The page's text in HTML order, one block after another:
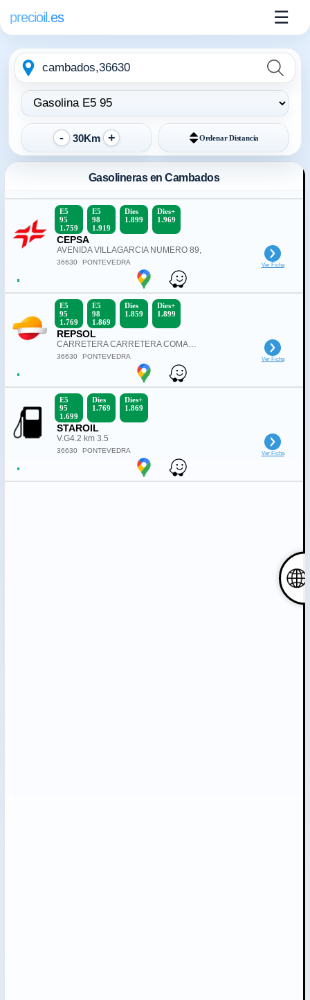
precioil.es ☰
Escribe
la
ubicación
Elegir
tipo
de
combustible:
30Km OrdenarDistancia
Gasolineras en Cambados
E5
95
1.759
E5
98
1.919
Dies
1.899
Dies+
1.969
CEPSA
AVENIDA VILLAGARCIA NUMERO 89,
36630 PONTEVEDRA Ver Ficha
E5
95
1.769
E5
98
1.869
Dies
1.859
Dies+
1.899
REPSOL
CARRETERA CARRETERA COMARCAL PO-550 KM. 35550
36630 PONTEVEDRA Ver Ficha
E5
95
1.699
Dies
1.769
Dies+
1.869
STAROIL
V.G4.2 km 3.5
36630 PONTEVEDRA Ver Ficha